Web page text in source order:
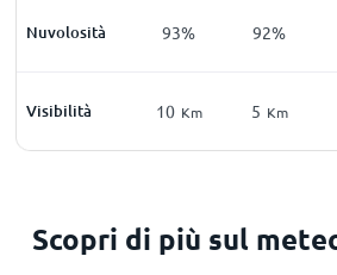
Nuvolosità 93% 92%
Visibilità 10 Km 5 Km
Scopri di più sul